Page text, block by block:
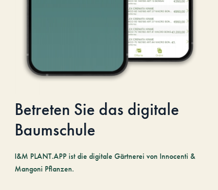
Betreten Sie das digitale
Baumschule
I&M PLANT.APP ist die digitale Gärtnerei von Innocenti &
Mangoni Pflanzen.